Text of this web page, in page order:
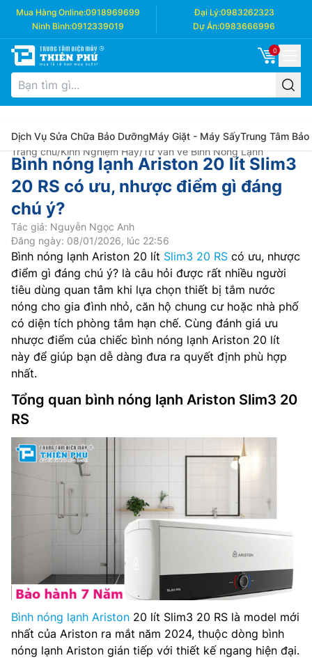
Mua Hàng Online:0918969699 Đại Lý:0983262323
Ninh Bình:0912339019 Dự Án:0983666996
0
Dịch Vụ Sửa Chữa Bảo DưỡngMáy Giặt - Máy SấyTrung Tâm Bảo
Trang chủ/Kinh Nghiệm Hay/Tư vấn về Bình Nóng Lạnh
Bình nóng lạnh Ariston 20 lít Slim3
20 RS có ưu, nhược điểm gì đáng
chú ý?
Tác giả: Nguyễn Ngọc Anh
Đăng ngày: 08/01/2026, lúc 22:56
Bình nóng lạnh Ariston 20 lít Slim3 20 RS có ưu, nhược
điểm gì đáng chú ý? là câu hỏi được rất nhiều người
tiêu dùng quan tâm khi lựa chọn thiết bị tắm nước
nóng cho gia đình nhỏ, căn hộ chung cư hoặc nhà phố
có diện tích phòng tắm hạn chế. Cùng đánh giá ưu
nhược điểm của chiếc bình nóng lạnh Ariston 20 lít
này để giúp bạn dễ dàng đưa ra quyết định phù hợp
nhất.
Tổng quan bình nóng lạnh Ariston Slim3 20
RS
Bình nóng lạnh Ariston 20 lít Slim3 20 RS là model mới
nhất của Ariston ra mắt năm 2024, thuộc dòng bình
nóng lạnh Ariston gián tiếp với thiết kế ngang hiện đại.